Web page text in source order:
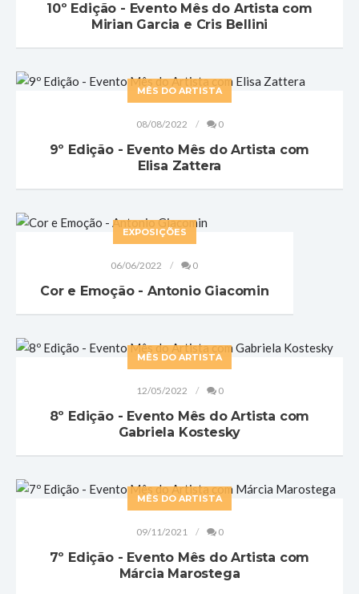
10º Edição - Evento Mês do Artista com
Mirian Garcia e Cris Bellini
MÊS DO ARTISTA
08/08/2022 0
9º Edição - Evento Mês do Artista com
Elisa Zattera
EXPOSIÇÕES
06/06/2022 0
Cor e Emoção - Antonio Giacomin
MÊS DO ARTISTA
12/05/2022 0
8º Edição - Evento Mês do Artista com
Gabriela Kostesky
MÊS DO ARTISTA
09/11/2021 0
7º Edição - Evento Mês do Artista com
Márcia Marostega